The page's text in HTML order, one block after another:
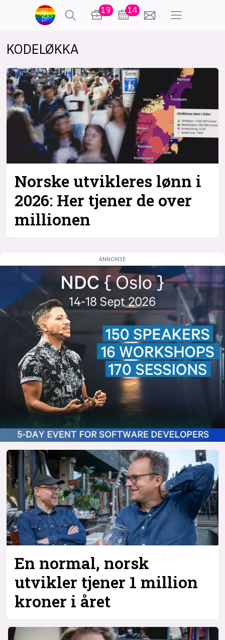
19 14
KODELØKKA
Norske utvikleres lønn i
2026: Her tjener de over
millionen
En normal, norsk
utvikler tjener 1 million
kroner i året
lønn
karriere
meninger
utdanning sikkerhet
kontor
frontend
backend
apputvikling
tilgjengelighet
ukas koder
mørk modus
nyhetsbrev
kode24-klubben
LinkedIn
Bluesky
Facebook
annonsepriser
annonseguide
suksesshistorier
Bli firmapartner